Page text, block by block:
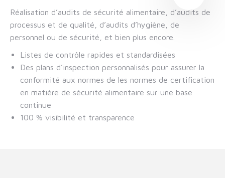
Réalisation d’audits de sécurité alimentaire, d’audits de
processus et de qualité, d’audits d’hygiène, de
personnel ou de sécurité, et bien plus encore.
Listes de contrôle rapides et standardisées
Des plans d’inspection personnalisés pour assurer la
conformité aux normes de les normes de certification
en matière de sécurité alimentaire sur une base
continue
100 % visibilité et transparence